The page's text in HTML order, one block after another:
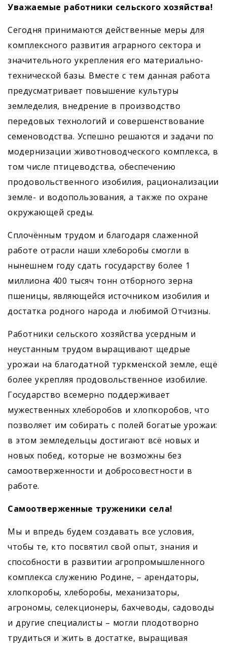
Уважаемые работники сельского хозяйства!
Сегодня принимаются действенные меры для
комплексного развития аграрного сектора и
значительного укрепления его материально-
технической базы. Вместе с тем данная работа
предусматривает повышение культуры
земледелия, внедрение в производство
передовых технологий и совершенствование
семеноводства. Успешно решаются и задачи по
модернизации животноводческого комплекса, в
том числе птицеводства, обеспечению
продовольственного изобилия, рационализации
земле- и водопользования, а также по охране
окружающей среды.
Сплочённым трудом и благодаря слаженной
работе отрасли наши хлеборобы смогли в
нынешнем году сдать государству более 1
миллиона 400 тысяч тонн отборного зерна
пшеницы, являющейся источником изобилия и
достатка родного народа и любимой Отчизны.
Работники сельского хозяйства усердным и
неустанным трудом выращивают щедрые
урожаи на благодатной туркменской земле, ещё
более укрепляя продовольственное изобилие.
Государство всемерно поддерживает
мужественных хлеборобов и хлопкоробов, что
позволяет им собирать с полей богатые урожаи:
в этом земледельцы достигают всё новых и
новых побед, которые не возможны без
самоотверженности и добросовестности в
работе.
Самоотверженные труженики села!
Мы и впредь будем создавать все условия,
чтобы те, кто посвятил свой опыт, знания и
способности в развитии агропромышленного
комплекса служению Родине, – арендаторы,
хлопкоробы, хлеборобы, механизаторы,
агрономы, селекционеры, бахчеводы, садоводы
и другие специалисты – могли плодотворно
трудиться и жить в достатке, выращивая